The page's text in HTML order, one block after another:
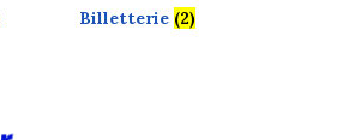
Billetterie (2)